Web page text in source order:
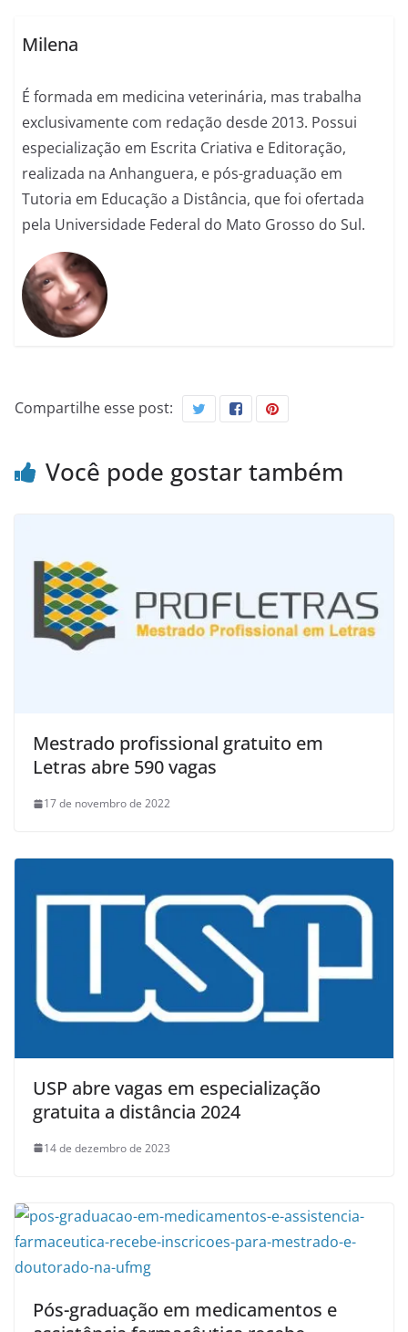
Milena
É formada em medicina veterinária, mas trabalha
exclusivamente com redação desde 2013. Possui
especialização em Escrita Criativa e Editoração,
realizada na Anhanguera, e pós-graduação em
Tutoria em Educação a Distância, que foi ofertada
pela Universidade Federal do Mato Grosso do Sul.
Compartilhe esse post:
Você pode gostar também
Mestrado profissional gratuito em
Letras abre 590 vagas
17 de novembro de 2022
USP abre vagas em especialização
gratuita a distância 2024
14 de dezembro de 2023
Pós-graduação em medicamentos e